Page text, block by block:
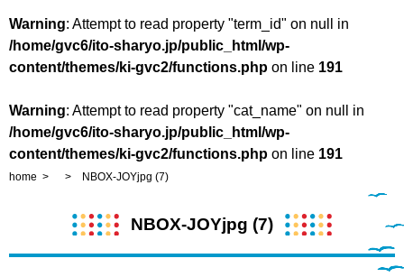
Warning: Attempt to read property "term_id" on null in
/home/gvc6/ito-sharyo.jp/public_html/wp-
content/themes/ki-gvc2/functions.php on line 191
Warning: Attempt to read property "cat_name" on null in
/home/gvc6/ito-sharyo.jp/public_html/wp-
content/themes/ki-gvc2/functions.php on line 191
home NBOX-JOYjpg (7)
NBOX-JOYjpg (7)